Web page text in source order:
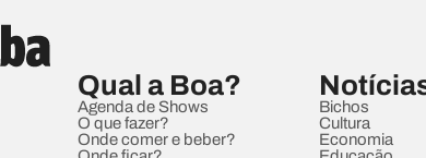
Qual a Boa?
Agenda de Shows
O que fazer?
Onde comer e beber?
Bichos
Cultura
Economia